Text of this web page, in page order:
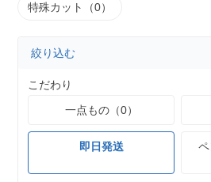
特殊カット（0）
絞り込む
こだわり
一点もの（0）
即日発送